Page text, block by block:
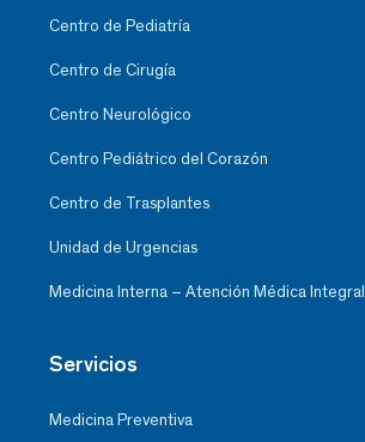
Centro de Pediatría
Centro de Cirugía
Centro Neurológico
Centro Pediátrico del Corazón
Centro de Trasplantes
Unidad de Urgencias
Medicina Interna – Atención Médica Integral
Servicios
Medicina Preventiva